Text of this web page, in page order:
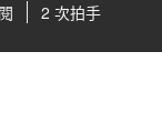
2 次拍手